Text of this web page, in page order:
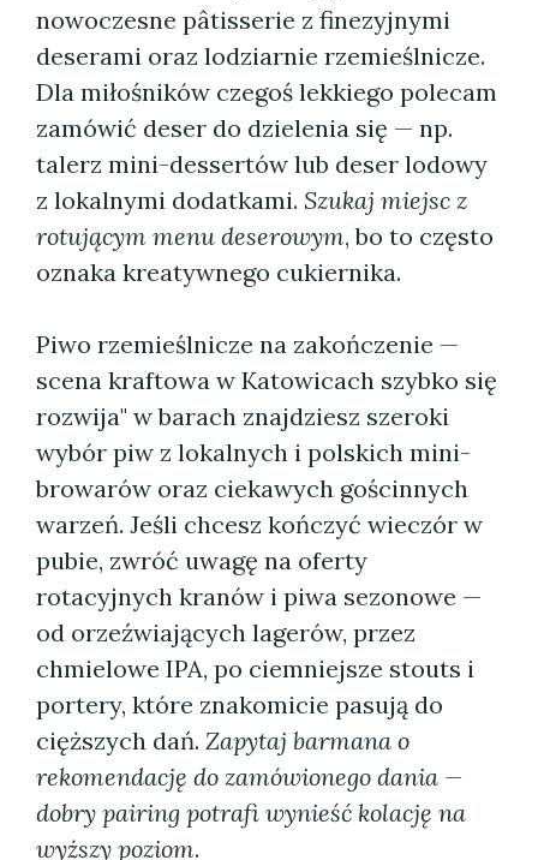
nowoczesne pâtisserie z finezyjnymi
deserami oraz lodziarnie rzemieślnicze.
Dla miłośników czegoś lekkiego polecam
zamówić deser do dzielenia się — np.
talerz mini-dessertów lub deser lodowy
z lokalnymi dodatkami. Szukaj miejsc z
rotującym menu deserowym, bo to często
oznaka kreatywnego cukiernika.
Piwo rzemieślnicze na zakończenie —
scena kraftowa w Katowicach szybko się
rozwija" w barach znajdziesz szeroki
wybór piw z lokalnych i polskich mini-
browarów oraz ciekawych gościnnych
warzeń. Jeśli chcesz kończyć wieczór w
pubie, zwróć uwagę na oferty
rotacyjnych kranów i piwa sezonowe —
od orzeźwiających lagerów, przez
chmielowe IPA, po ciemniejsze stouts i
portery, które znakomicie pasują do
cięższych dań. Zapytaj barmana o
rekomendację do zamówionego dania —
dobry pairing potrafi wynieść kolację na
wyższy poziom.